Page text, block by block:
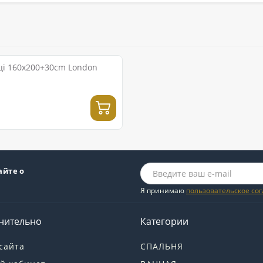
160x200+30cm London
о
Я принимаю пользовательское
Категории
СПАЛЬНЯ